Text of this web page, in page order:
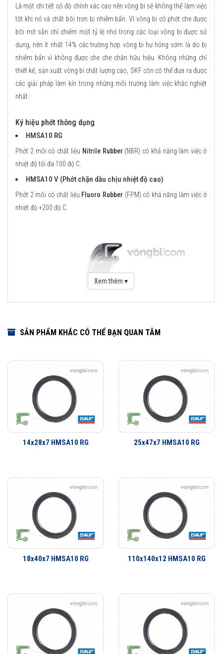
Là một chi tiết có độ chính xác cao nên vòng bi sẽ không thể làm việc
tốt khi nó và chất bôi trơn bị nhiễm bẩn. Vì vòng bi có phớt che được
bôi mỡ sẵn chỉ chiếm một tỷ lệ nhỏ trong các loại vòng bi được sử
dụng, nên ít nhất 14% các trường hợp vòng bi hư hỏng sớm là do bị
nhiễm bẩn vì không được che che chắn hữu hiệu. Không những chỉ
thiết kế, sản xuất vòng bi chất lượng cao, SKF còn có thể đưa ra được
các giải pháp làm kín trong những môi trường làm việc khắc nghiệt
nhất.
Ký hiệu phớt thông dụng
HMSA10 RG
Phớt 2 môi có chất liệu Nitrile Rubber(NBR) có khả năng làm việc ở
nhiệt độ tối đa 100 độ C.
HMSA10 V (Phớt chặn dầu chịu nhiệt độ cao)
Phớt 2 môi có chất liệu Fluoro Rubber (FPM) có khả năng làm việc ở
nhiệt độ +200 độ C.
Download Catalogue Phớt chặn dầu SKF
Phớt là một bộ phận quan trọng trong việc che chắn bảo vệ vòng bi.
Dãy sản phẩm của SKF bao gồm các loại phớt tiếp xúc với bề mặt cố
yêu cầu ứng dụng công nghiệp. SKF có thể cung cấp các giải pháp
làm kín cho khách hàng từ thiết kế đến sản xuất số lượng lớn, từ lắp
cho thiết bị ban đầu đến thị trường thay thế sau đó.
Xem thêm ▾
SẢN PHẨM KHÁC CÓ THỂ BẠN QUAN TÂM
14x28x7 HMSA10 RG 25x47x7 HMSA10 RG
18x40x7 HMSA10 RG 110x140x12 HMSA10 RG